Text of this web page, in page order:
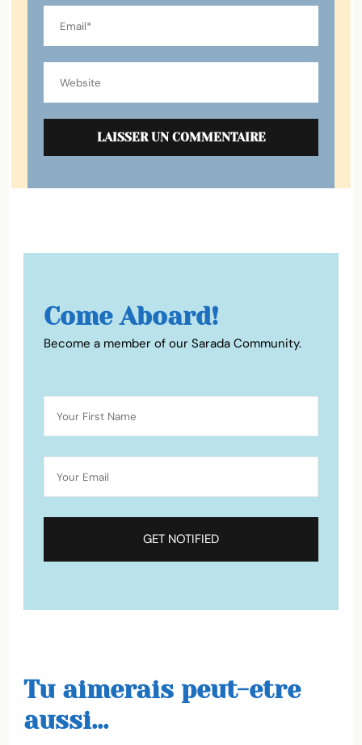
Come Aboard!
Become a member of our Sarada Community.
Tu aimerais peut-etre
aussi...